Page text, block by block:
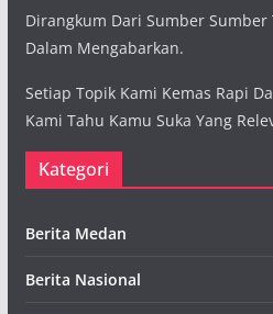
Dirangkum Dari Sumber Sumber
Dalam Mengabarkan.
Setiap Topik Kami Kemas Rapi
Kami Tahu Kamu Suka Yang
Kategori
Berita Medan
Berita Nasional